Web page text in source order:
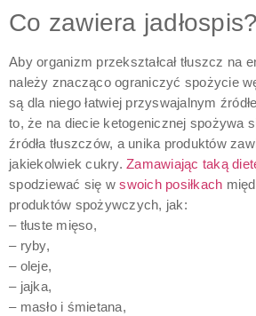
Co zawiera jadłospis?
Aby organizm przekształcał tłuszcz na
należy znacząco ograniczyć spożycie
są dla niego łatwiej przyswajalnym
to, że na diecie ketogenicznej spożywa
źródła tłuszczów, a unika produktów
jakiekolwiek cukry. Zamawiając taką
spodziewać się wswoich posiłkach
produktów spożywczych, jak:
– tłuste mięso,
– ryby,
– oleje,
– jajka,
– masło i śmietana,